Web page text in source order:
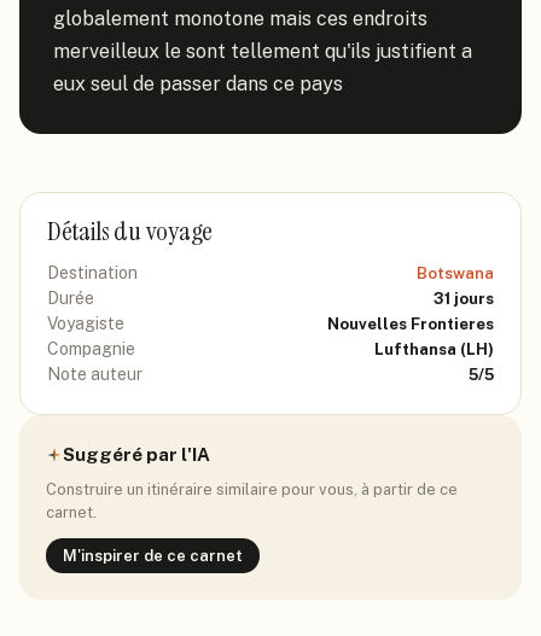
globalement monotone mais ces endroits
merveilleux le sont tellement qu'ils justifient a
eux seul de passer dans ce pays
Détails du voyage
Destination Botswana
Durée 31 jours
Voyagiste Nouvelles Frontieres
Compagnie Lufthansa (LH)
Note auteur 5/5
Suggéré par l'IA
Construire un itinéraire similaire pour vous, à partir de ce
carnet.
M'inspirer de ce carnet